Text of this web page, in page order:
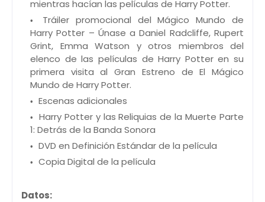
mientras hacían las películas de Harry Potter.
Tráiler promocional del Mágico Mundo de
Harry Potter – Únase a Daniel Radcliffe, Rupert
Grint, Emma Watson y otros miembros del
elenco de las películas de Harry Potter en su
primera visita al Gran Estreno de El Mágico
Mundo de Harry Potter.
Escenas adicionales
Harry Potter y las Reliquias de la Muerte Parte
1: Detrás de la Banda Sonora
DVD en Definición Estándar de la película
Copia Digital de la película
Datos: